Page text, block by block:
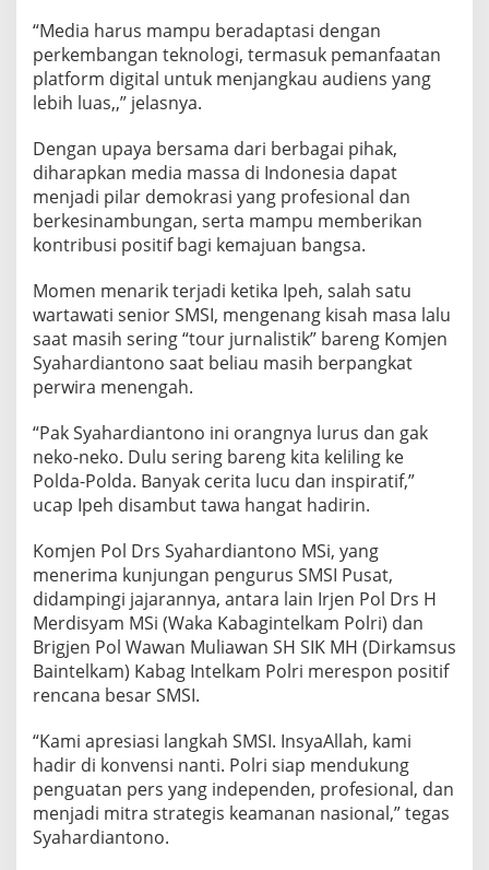
k
e
s
i
m
b
u
n
g
“Media harus mampu beradaptasi dengan
perkembangan teknologi, termasuk pemanfaatan
platform digital untuk menjangkau audiens yang
lebih luas,,” jelasnya.
Dengan upaya bersama dari berbagai pihak,
diharapkan media massa di Indonesia dapat
menjadi pilar demokrasi yang profesional dan
berkesinambungan, serta mampu memberikan
kontribusi positif bagi kemajuan bangsa.
Momen menarik terjadi ketika Ipeh, salah satu
wartawati senior SMSI, mengenang kisah masa lalu
saat masih sering “tour jurnalistik” bareng Komjen
Syahardiantono saat beliau masih berpangkat
perwira menengah.
“Pak Syahardiantono ini orangnya lurus dan gak
neko-neko. Dulu sering bareng kita keliling ke
Polda-Polda. Banyak cerita lucu dan inspiratif,”
ucap Ipeh disambut tawa hangat hadirin.
Komjen Pol Drs Syahardiantono MSi, yang
menerima kunjungan pengurus SMSI Pusat,
didampingi jajarannya, antara lain Irjen Pol Drs H
Merdisyam MSi (Waka Kabagintelkam Polri) dan
Brigjen Pol Wawan Muliawan SH SIK MH (Dirkamsus
Baintelkam) Kabag Intelkam Polri merespon positif
rencana besar SMSI.
“Kami apresiasi langkah SMSI. InsyaAllah, kami
hadir di konvensi nanti. Polri siap mendukung
penguatan pers yang independen, profesional, dan
menjadi mitra strategis keamanan nasional,” tegas
Syahardiantono.